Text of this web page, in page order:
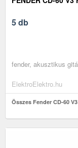
5 db
fender, akusztikus
ElektroElektro.hu
Összes Fender CD-60